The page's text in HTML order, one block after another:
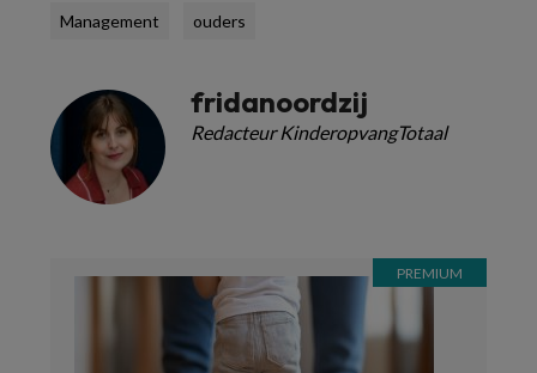
Management ouders
fridanoordzij
Redacteur KinderopvangTotaal